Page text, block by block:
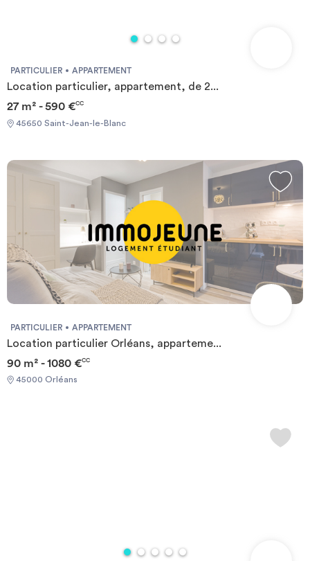
PARTICULIER APPARTEMENT
Location particulier, appartement, de 2...
27 m² - 590 €CC
45650 Saint-Jean-le-Blanc
PARTICULIER APPARTEMENT
Location particulier Orléans, apparteme...
90 m² - 1080 €CC
45000 Orléans